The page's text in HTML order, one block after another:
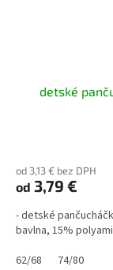
detské
od 3,13 € bez DPH
od 3,79 €
- detské
bavlna, 15%
62/68
74/80